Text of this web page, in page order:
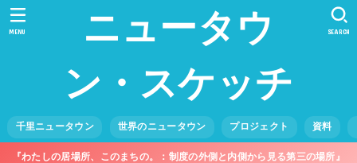
ニュータウ
ン・スケッチ
千里ニュータウン 世界のニュータウン プロジェクト 資料
SEARCH
MENU
『わたしの居場所、このまちの。：制度の外側と内側から見る第三の場所』